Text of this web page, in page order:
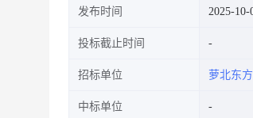
发布时间 2025-10-
投标截止时间
招标单位 萝北东
中标单位